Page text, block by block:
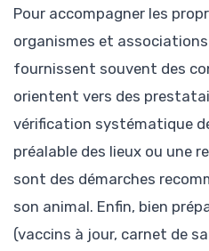
Pour accompagner les
organismes et
fournissent souvent des
orientent vers des
vérification systématique
préalable des lieux ou une
sont des démarches
son animal. Enfin, bien
(vaccins à jour, carnet de